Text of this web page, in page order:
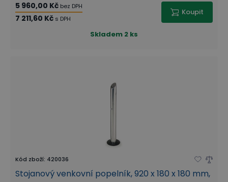
5 960,00 Kč bez DPH
7 211,60 Kč s DPH
Koupit
Skladem 2 ks
Kód zboží: 420036
Stojanový venkovní popelník, 920 x 180 x 180 mm,